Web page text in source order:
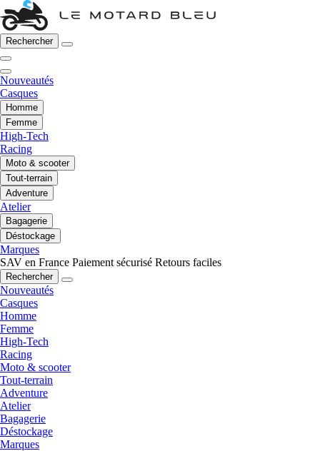
Rechercher
Nouveautés
Casques
Homme
Femme
High-Tech
Racing
Moto & scooter
Tout-terrain
Adventure
Atelier
Bagagerie
Déstockage
Marques
SAV en France Paiement sécurisé Retours faciles
Rechercher
Nouveautés
Casques
Homme
Femme
High-Tech
Racing
Moto & scooter
Tout-terrain
Adventure
Atelier
Bagagerie
Déstockage
Marques